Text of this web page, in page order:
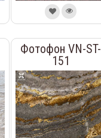
Фотофон VN-ST-
151